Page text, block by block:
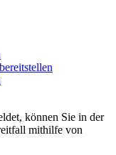
können Sie in der
mithilfe von